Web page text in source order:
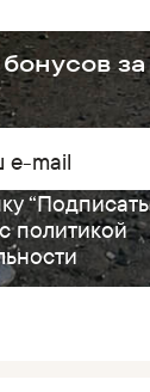
за
политикой